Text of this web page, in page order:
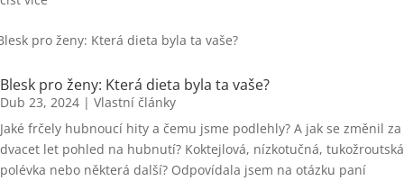
Blesk pro ženy: Která dieta byla ta vaše?
Dub 23, 2024 | Vlastní články
Jaké frčely hubnoucí hity a čemu jsme podlehly? A jak se změnil za
dvacet let pohled na hubnutí? Koktejlová, nízkotučná, tukožroutská
polévka nebo některá další? Odpovídala jsem na otázku paní